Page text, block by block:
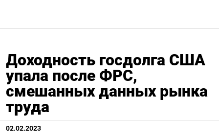
Доходность госдолга США
упала после ФРС,
смешанных данных рынка
труда
02.02.2023